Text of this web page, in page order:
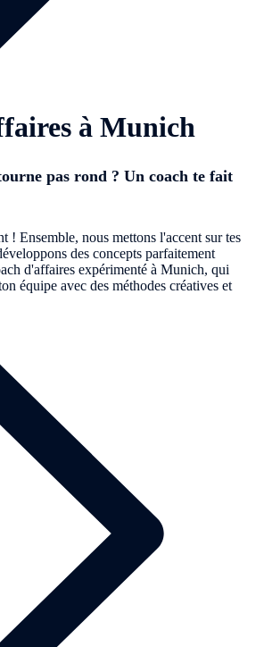
à Munich
pas rond ? Un coach te fait
! Ensemble, nous mettons l'accent sur tes
des concepts parfaitement
d'affaires expérimenté à Munich, qui
équipe avec des méthodes créatives et